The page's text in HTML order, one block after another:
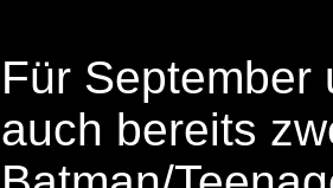
Für September
auch bereits